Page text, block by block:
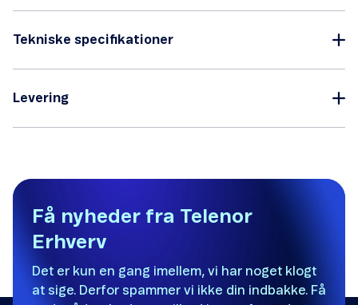
Tekniske specifikationer
Levering
Få nyheder fra Telenor
Erhverv
Det er kun en gang imellem, vi har noget klogt
at sige. Derfor spammer vi ikke din indbakke. Få